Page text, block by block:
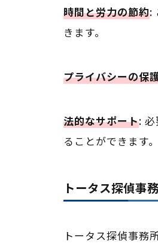
時間と労力の節約:
きます。
プライバシーの保
法的なサポート:
ることができます。
トータス探偵事
トータス探偵事務